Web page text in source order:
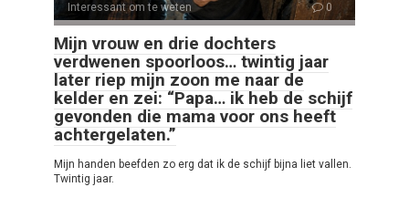
Interessant om te weten 0
Mijn vrouw en drie dochters
verdwenen spoorloos… twintig jaar
later riep mijn zoon me naar de
kelder en zei: “Papa… ik heb de schijf
gevonden die mama voor ons heeft
achtergelaten.”
Mijn handen beefden zo erg dat ik de schijf bijna liet vallen.
Twintig jaar.